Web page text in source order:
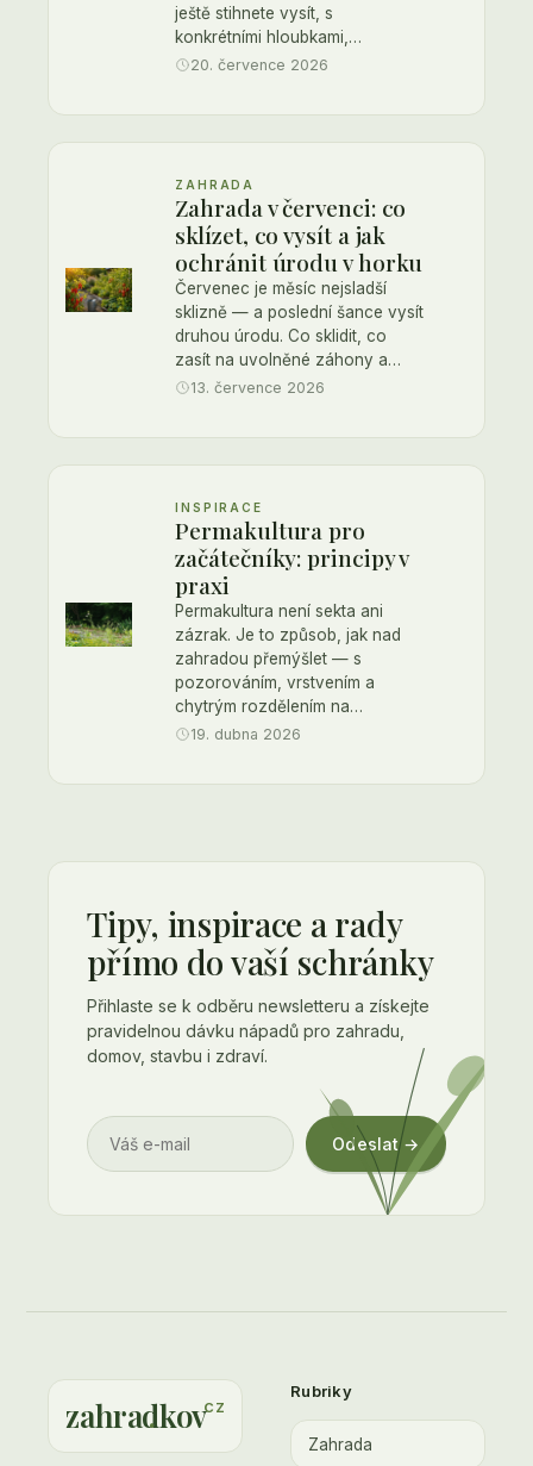
ještě stihnete vysít, s
konkrétními hloubkami,…
20. července 2026
ZAHRADA
Zahrada v červenci: co
sklízet, co vysít a jak
ochránit úrodu v horku
Červenec je měsíc nejsladší
sklizně — a poslední šance vysít
druhou úrodu. Co sklidit, co
zasít na uvolněné záhony a…
13. července 2026
INSPIRACE
Permakultura pro
začátečníky: principy v
praxi
Permakultura není sekta ani
zázrak. Je to způsob, jak nad
zahradou přemýšlet — s
pozorováním, vrstvením a
chytrým rozdělením na…
19. dubna 2026
Tipy, inspirace a rady
přímo do vaší schránky
Přihlaste se k odběru newsletteru a získejte
pravidelnou dávku nápadů pro zahradu,
domov, stavbu i zdraví.
Odeslat →
zahradkov
. cz
Rubriky
Zahrada